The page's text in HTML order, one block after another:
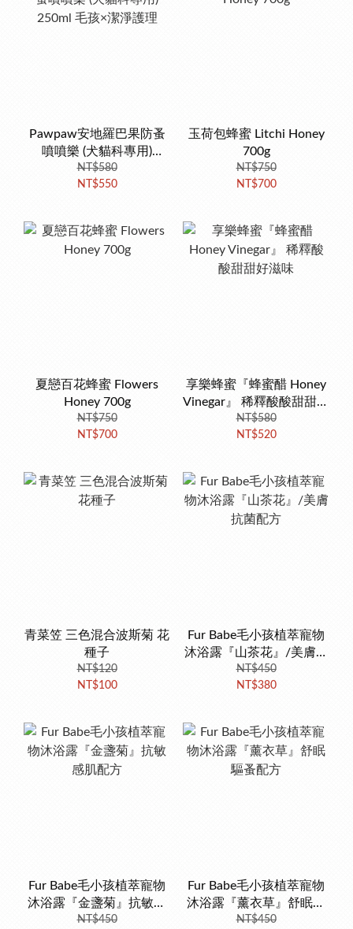
Pawpaw安地羅巴果防蚤
噴噴樂 (犬貓科專用)
250ml 毛孩×潔淨護理
NT$580
NT$550
玉荷包蜂蜜 Litchi Honey
700g
NT$750
NT$700
夏戀百花蜂蜜 Flowers
Honey 700g
NT$750
NT$700
享樂蜂蜜『蜂蜜醋 Honey
Vinegar』 稀釋酸酸甜甜好
滋味
NT$580
NT$520
青菜笠 三色混合波斯菊 花
種子
NT$120
NT$100
Fur Babe毛小孩植萃寵物
沐浴露『山茶花』/美膚抗
菌配方
NT$450
NT$380
Fur Babe毛小孩植萃寵物
沐浴露『金盞菊』抗敏感
肌配方
NT$450
Fur Babe毛小孩植萃寵物
沐浴露『薰衣草』舒眠驅
蚤配方
NT$450